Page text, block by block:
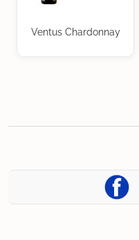
Ventus Chardonnay